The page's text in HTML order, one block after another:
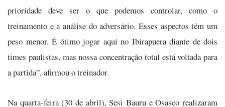
prioridade deve ser o que podemos controlar, como o
treinamento e a análise do adversário. Esses aspectos têm um
peso menor. É ótimo jogar aqui no Ibirapuera diante de dois
times paulistas, mas nossa concentração total está voltada para
a partida”, afirmou o treinador.
Na quarta-feira (30 de abril), Sesi Bauru e Osasco realizaram